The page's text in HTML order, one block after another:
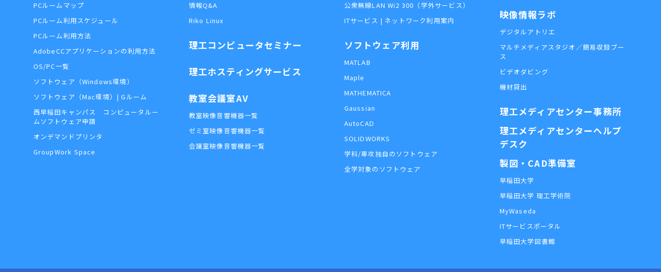
PCルームマップ
PCルーム利用スケジュール
PCルーム利用方法
AdobeCCアプリケーションの利用方法
OS/PC一覧
ソフトウェア（Windows環境）
ソフトウェア（Mac環境）| Gルーム
西早稲田キャンパス コンピュータルー
ムソフトウェア申請
オンデマンドプリンタ
GroupWork Space
情報Q&A
Riko Linux
理工コンピュータセミナー
理工ホスティングサービス
教室会議室AV
教室映像音響機器一覧
ゼミ室映像音響機器一覧
会議室映像音響機器一覧
公衆無線LAN Wi2 300（学外サービス）
ITサービス | ネットワーク利用案内
ソフトウェア利用
MATLAB
Maple
MATHEMATICA
Gaussian
AutoCAD
SOLIDWORKS
学科/専攻独自のソフトウェア
全学対象のソフトウェア
映像情報ラボ
デジタルアトリエ
マルチメディアスタジオ／簡易収録ブー
ス
ビデオダビング
機材貸出
理工メディアセンター事務所
理工メディアセンターヘルプ
デスク
製図・CAD準備室
早稲田大学
早稲田大学 理工学術院
MyWaseda
ITサービスポータル
早稲田大学図書館